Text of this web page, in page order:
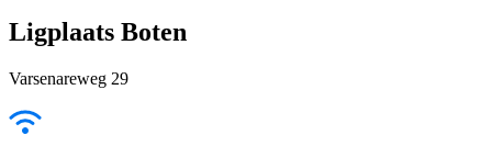
Ligplaats Boten
Varsenareweg 29